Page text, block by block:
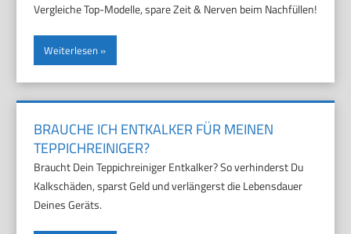
Vergleiche Top-Modelle, spare Zeit & Nerven beim Nachfüllen!
Weiterlesen
BRAUCHE ICH ENTKALKER FÜR MEINEN
TEPPICHREINIGER?
Braucht Dein Teppichreiniger Entkalker? So verhinderst Du
Kalkschäden, sparst Geld und verlängerst die Lebensdauer
Deines Geräts.